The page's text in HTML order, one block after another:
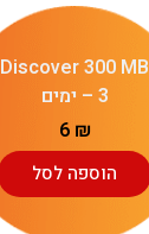
Discover 300 MB
– 3 ימים
6 ₪
הוספה לסל